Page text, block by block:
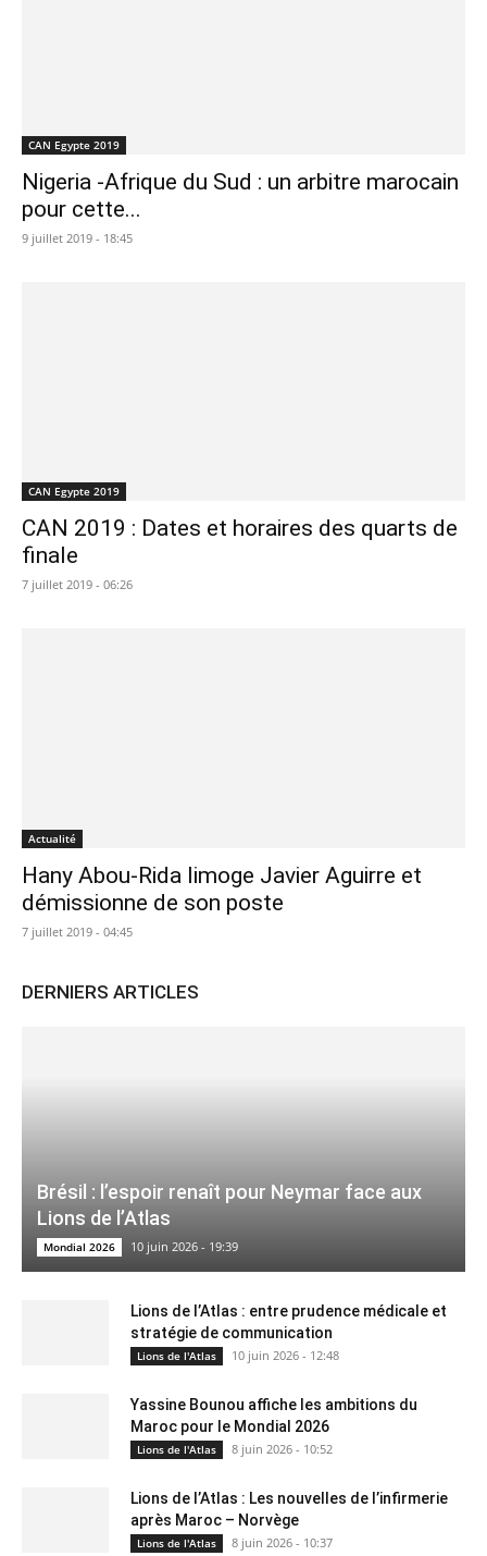
CAN Egypte 2019
Nigeria -Afrique du Sud : un arbitre marocain
pour cette...
9 juillet 2019 - 18:45
CAN Egypte 2019
CAN 2019 : Dates et horaires des quarts de
finale
7 juillet 2019 - 06:26
Actualité
Hany Abou-Rida limoge Javier Aguirre et
démissionne de son poste
7 juillet 2019 - 04:45
DERNIERS ARTICLES
Brésil : l’espoir renaît pour Neymar face aux
Lions de l’Atlas
Mondial 2026 10 juin 2026 - 19:39
Lions de l’Atlas : entre prudence médicale et
stratégie de communication
Lions de l'Atlas 10 juin 2026 - 12:48
Yassine Bounou affiche les ambitions du
Maroc pour le Mondial 2026
Lions de l'Atlas 8 juin 2026 - 10:52
Lions de l’Atlas : Les nouvelles de l’infirmerie
après Maroc – Norvège
Lions de l'Atlas 8 juin 2026 - 10:37